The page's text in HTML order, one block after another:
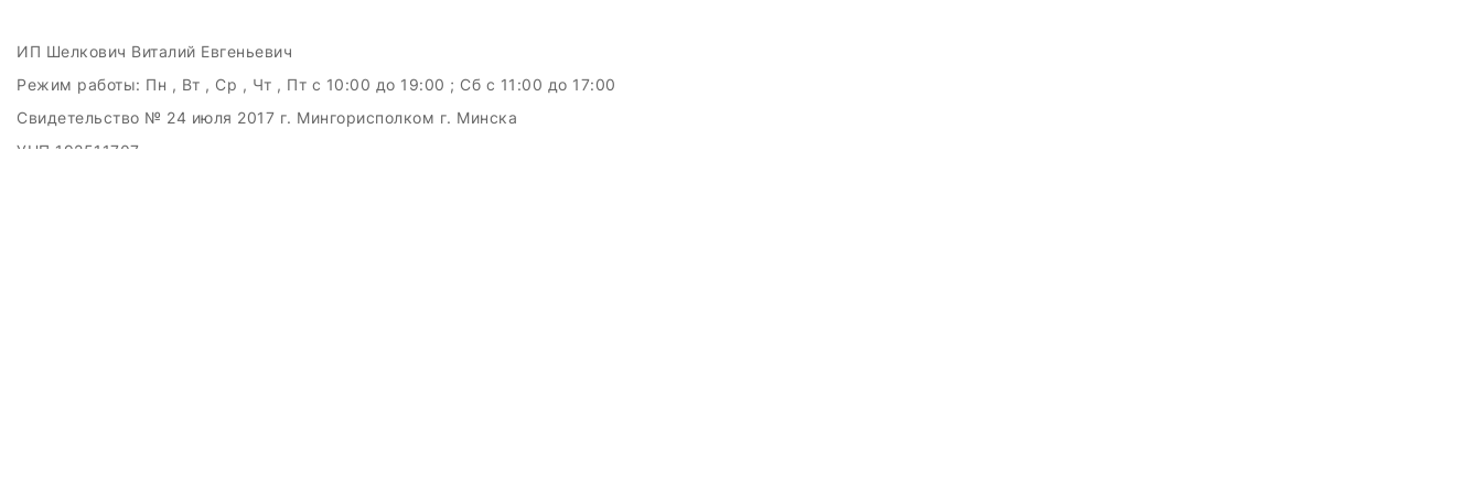
ИП Шелкович Виталий Евгеньевич
Режим работы: Пн , Вт , Ср , Чт , Пт c 10:00 до 19:00 ; Сб c 11:00 до 17:00
Свидетельство № 24 июля 2017 г. Мингорисполком г. Минска
УНП 192511707